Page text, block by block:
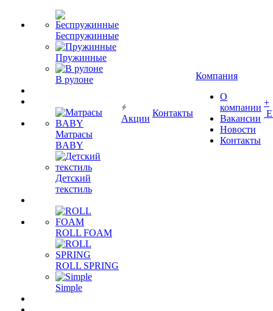
Беспружинные
Пружинные
В рулоне
Матрасы
BABY
Детский
текстиль
ROLL FOAM
ROLL SPRING
Simple
Акции
Контакты
Компания
О
компании
Вакансии
Новости
Контакты
+